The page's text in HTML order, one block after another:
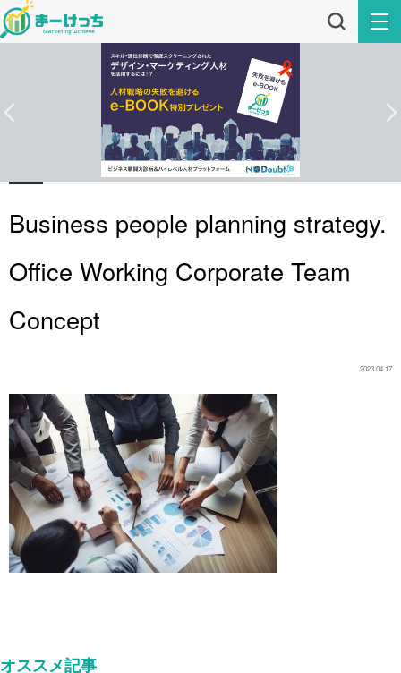
Business people planning strategy.
Office Working Corporate Team
Concept
2023.04.17
オススメ記事